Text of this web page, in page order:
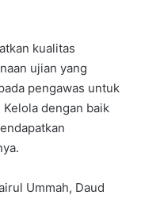
kualitas
ujian yang
pengawas untuk
dengan baik
Ummah, Daud